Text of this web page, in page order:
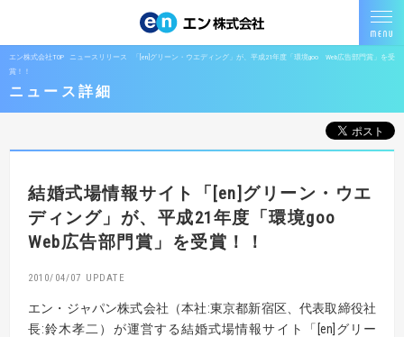
エン株式会社TOP ニュースリリース
「[en]グリーン・ウエディング」が、平成21年度「環境goo Web広告部門賞」を受
賞！！
ニュース詳細
結婚式場情報サイト
「[en]グリーン・ウエ
ディング」が、 平成21年度「環境goo
Web広告部門賞」を受賞！！
2010/04/07
エン・ジャパン株式会社（本社:東京都新宿区、代表取締役社
長:鈴木孝二）が運営する結婚式場情報サイト「[en]グリー